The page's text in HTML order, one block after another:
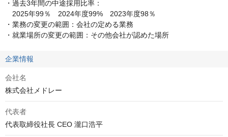
・過去3年間の中途採用比率：
2025年99％　2024年度99%　2023年度98％
・業務の変更の範囲：会社の定める業務
・就業場所の変更の範囲：その他会社が認めた場所
企業情報
会社名
株式会社メドレー
代表者
代表取締役社長 CEO 瀧口浩平